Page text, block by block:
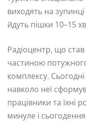
виходять на зупинці
йдуть пішки 10–15
Радіоцентр, що
частиною
комплексу.
навколо неї
працівники та їхні
минуле і